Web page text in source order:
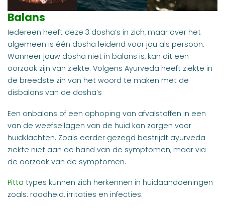
Balans
Iedereen heeft deze 3 dosha’s in zich, maar over het
algemeen is één dosha leidend voor jou als persoon.
Wanneer jouw dosha niet in balans is, kan dit een
oorzaak zijn van ziekte. Volgens Ayurveda heeft ziekte in
de breedste zin van het woord te maken met de
disbalans van de dosha’s
Een onbalans of een ophoping van afvalstoffen in een
van de weefsellagen van de huid kan zorgen voor
huidklachten. Zoals eerder gezegd bestrijdt ayurveda
ziekte niet aan de hand van de symptomen, maar via
de oorzaak van de symptomen.
Pitta types kunnen zich herkennen in huidaandoeningen
zoals: roodheid, irritaties en infecties.